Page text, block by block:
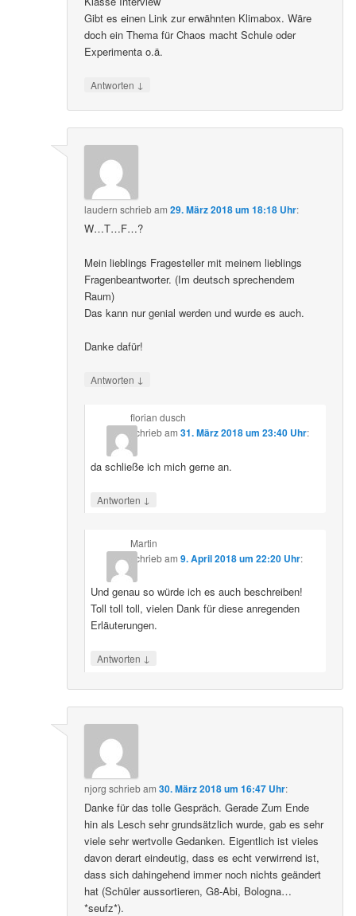
Gibt es einen Link zur erwähnten Klimabox. Wäre
doch ein Thema für Chaos macht Schule oder
Experimenta o.ä.
Antworten ↓
laudern schriebam29. März 2018 um 18:18 Uhr:
W…T…F…?
Mein lieblings Fragesteller mit meinem lieblings
Fragenbeantworter. (Im deutsch sprechendem
Raum)
Das kann nur genial werden und wurde es auch.
Danke dafür!
Antworten ↓
florian dusch
schriebam 31. März 2018 um 23:40 Uhr:
da schließe ich mich gerne an.
Antworten ↓
Martin
schriebam 9. April 2018 um 22:20 Uhr:
Und genau so würde ich es auch beschreiben!
Toll toll toll, vielen Dank für diese anregenden
Erläuterungen.
Antworten ↓
njorg schriebam30. März 2018 um 16:47 Uhr:
Danke für das tolle Gespräch. Gerade Zum Ende
hin als Lesch sehr grundsätzlich wurde, gab es sehr
viele sehr wertvolle Gedanken. Eigentlich ist vieles
davon derart eindeutig, dass es echt verwirrend ist,
dass sich dahingehend immer noch nichts geändert
hat (Schüler aussortieren, G8-Abi, Bologna…
*seufz*).